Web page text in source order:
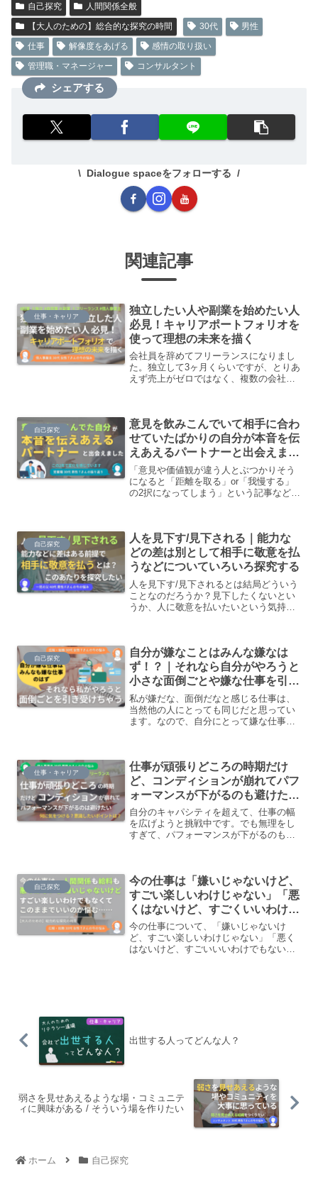
自己探究
人間関係全般
【大人のための】総合的な探究の時間
30代
男性
仕事
解像度をあげる
感情の取り扱い
管理職・マネージャー
コンサルタント
シェアする
Dialogue spaceをフォローする
関連記事
仕事・キャリア
独立したい人や副業を始めたい人
必見！キャリアポートフォリオを
使って理想の未来を描く
会社員を辞めてフリーランスになりまし
た。独立して3ヶ月くらいですが、とりあ
えず売上がゼロではなく、複数の会社か
手だったり、できればやりたくない領域
の内容もあり、ゆくゆくは違うところで
売上を立てていきたいです。まずは、現
状と理想を整理できたらと思っていま
す。
自己探究
意見を飲みこんでいて相手に合わ
せていたばかりの自分が本音を伝
えあえるパートナーと出会えまし
た
「意見や価値観が違う人とぶつかりそう
になると「距離を取る」or「我慢する」
の2択になってしまう」という記事などで
するにつれて、以前の自分のような振る
舞いをしている人をみると、自分のこと
は棚に上げてちょっとイラッとしている
ことに気づきました。
自己探究
人を見下す/見下される｜能力な
どの差は別として相手に敬意を払
うなどについていろいろ探究する
人を見下す/見下されるとは結局どういう
ことなのだろうか？見下したくないとい
うか、人に敬意を払いたいという気持ち
うちょっと探究したいです。
自己探究
自分が嫌なことはみんな嫌なは
ず！？｜それなら自分がやろうと
小さな面倒ごとや嫌な仕事を引き
受けちゃう
私が嫌だな、面倒だなと感じる仕事は、
当然他の人にとっても同じだと思ってい
ます。なので、自分にとって嫌な仕事を
事をついつい引き受けてやってしまう自
分がいます。
仕事・キャリア
仕事が頑張りどころの時期だけ
ど、コンディションが崩れてパフ
ォーマンスが下がるのも避けた
い…何に気をつけたらいい？意識
するポイントは？
自分のキャパシティを超えて、仕事の幅
を広げようと挑戦中です。でも無理をし
すぎて、パフォーマンスが下がるのも避
いいでしょうか。
自己探究
今の仕事は「嫌いじゃないけど、
すごい楽しいわけじゃない」「悪
くはないけど、すごくいいわけで
もない」
今の仕事について、「嫌いじゃないけ
ど、すごい楽しいわけじゃない」「悪く
はないけど、すごいいいわけでもないん
出世する人ってどんな人？
弱さを見せあえるような場・コミュニテ
ィに興味がある / そういう場を作りたい
ホーム 自己探究